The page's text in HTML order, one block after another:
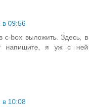
в 09:56
c-box выложить. Здесь, в
напишите, я уж с ней
в 10:08